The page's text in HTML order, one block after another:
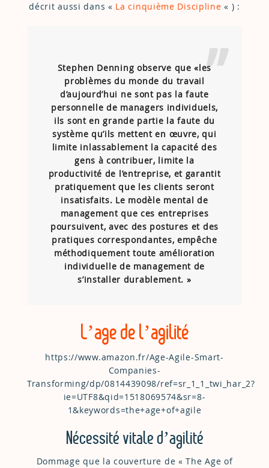
décrit aussi dans « La cinquième Discipline« ) :
Stephen Denning observe que «les
problèmes du monde du travail
d’aujourd’hui ne sont pas la faute
personnelle de managers individuels,
ils sont en grande partie la faute du
système qu’ils mettent en œuvre, qui
limite inlassablement la capacité des
gens à contribuer, limite la
productivité de l’entreprise, et garantit
pratiquement que les clients seront
insatisfaits. Le modèle mental de
management que ces entreprises
poursuivent, avec des postures et des
pratiques correspondantes, empêche
méthodiquement toute amélioration
individuelle de management de
s’installer durablement. »
L’age de l’agilité
https://www.amazon.fr/Age-Agile-Smart-
Companies-
Transforming/dp/0814439098/ref=sr_1_1_twi_har_2?
ie=UTF8&qid=1518069574&sr=8-
1&keywords=the+age+of+agile
Nécessité vitale d’agilité
Dommage que la couverture de « The Age of